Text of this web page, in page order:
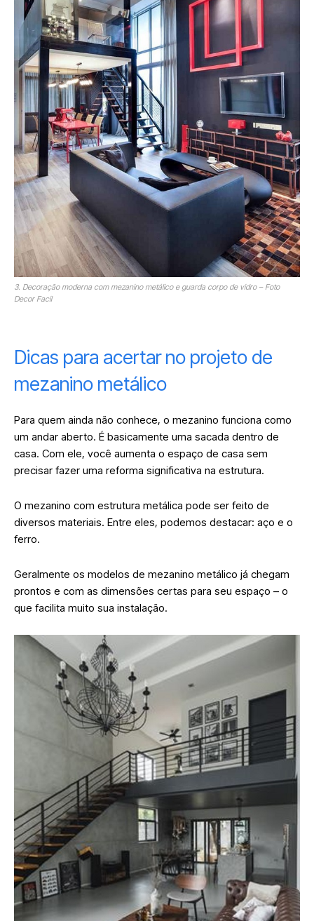
3. Decoração moderna com mezanino metálico e guarda corpo de vidro – Foto
Decor Facil
Dicas para acertar no projeto de
mezanino metálico
Para quem ainda não conhece, o mezanino funciona como
um andar aberto. É basicamente uma sacada dentro de
casa. Com ele, você aumenta o espaço de casa sem
precisar fazer uma reforma significativa na estrutura.
O mezanino com estrutura metálica pode ser feito de
diversos materiais. Entre eles, podemos destacar: aço e o
ferro.
Geralmente os modelos de mezanino metálico já chegam
prontos e com as dimensões certas para seu espaço – o
que facilita muito sua instalação.